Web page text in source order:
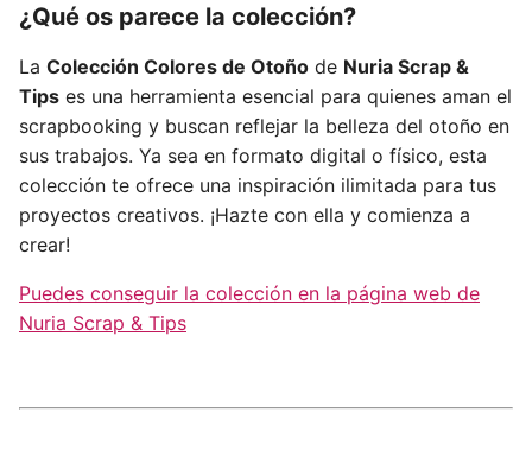
¿Qué os parece la colección?
La Colección Colores de Otoño de Nuria Scrap &
Tips es una herramienta esencial para quienes aman el
scrapbooking y buscan reflejar la belleza del otoño en
sus trabajos. Ya sea en formato digital o físico, esta
colección te ofrece una inspiración ilimitada para tus
proyectos creativos. ¡Hazte con ella y comienza a
crear!
Puedes conseguir la colección en la página web de
Nuria Scrap & Tips